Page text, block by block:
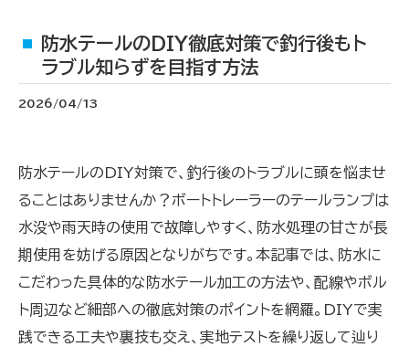
防水テールのDIY徹底対策で釣行後もト
ラブル知らずを目指す方法
2026/04/13
防水テールのDIY対策で、釣行後のトラブルに頭を悩ませ
ることはありませんか？ボートトレーラーのテールランプは
水没や雨天時の使用で故障しやすく、防水処理の甘さが長
期使用を妨げる原因となりがちです。本記事では、防水に
こだわった具体的な防水テール加工の方法や、配線やボル
ト周辺など細部への徹底対策のポイントを網羅。DIYで実
践できる工夫や裏技も交え、実地テストを繰り返して辿り